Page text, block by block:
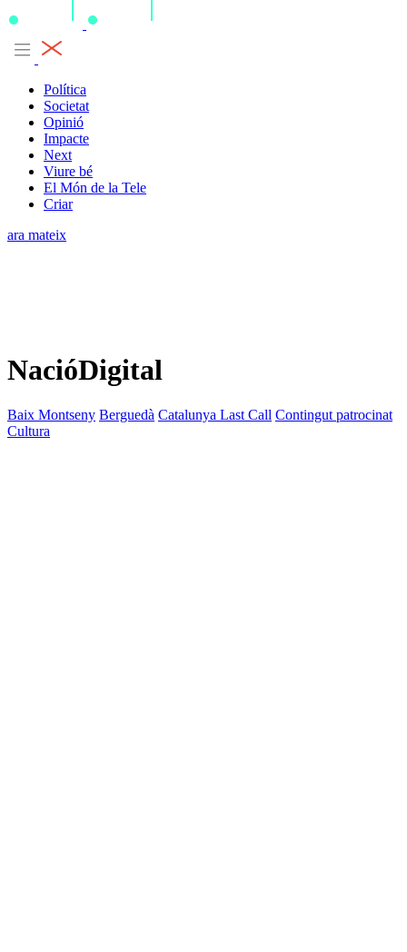
Política
Societat
Opinió
Impacte
Next
Viure bé
El Món de la Tele
Criar
ara mateix
NacióDigital
Baix Montseny Berguedà Catalunya Last Call Contingut patrocinat
Cultura